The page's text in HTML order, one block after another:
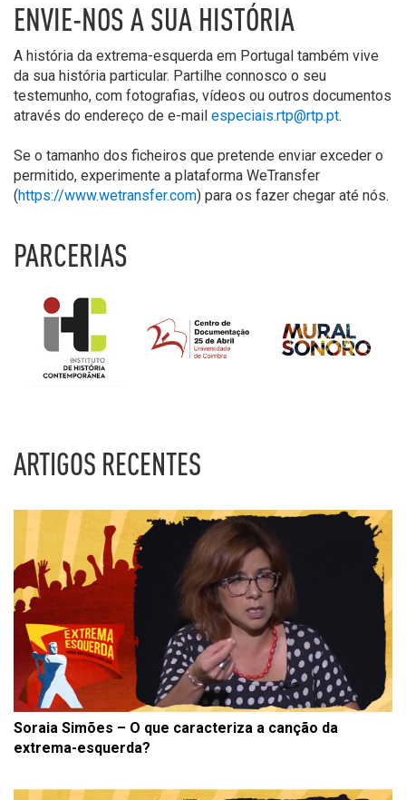
ENVIE-NOS A SUA HISTÓRIA
A história da extrema-esquerda em Portugal também vive
da sua história particular. Partilhe connosco o seu
testemunho, com fotografias, vídeos ou outros documentos
através do endereço de e-mail especiais.rtp@rtp.pt.
Se o tamanho dos ficheiros que pretende enviar exceder o
permitido, experimente a plataforma WeTransfer
(https://www.wetransfer.com) para os fazer chegar até nós.
PARCERIAS
ARTIGOS RECENTES
Soraia Simões – O que caracteriza a canção da
extrema-esquerda?